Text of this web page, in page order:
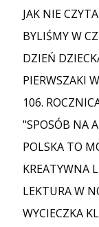
JAK NIE
BYLIŚMY W
DZIEŃ
PIERWSZAKI
106.
"SPOSÓB NA
POLSKA TO
KREATYWNA
LEKTURA W
WYCIECZKA